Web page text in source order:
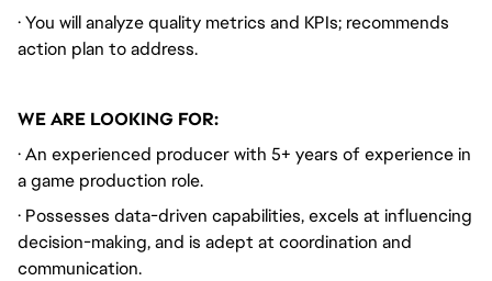
· You will analyze quality metrics and KPIs; recommends
action plan to address.
WE ARE LOOKING FOR:
· An experienced producer with 5+ years of experience in
a game production role.
· Possesses data-driven capabilities, excels at influencing
decision-making, and is adept at coordination and
communication.